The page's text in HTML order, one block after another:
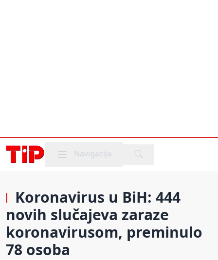
Mobile menu
Navigacija
Koronavirus u BiH: 444
novih slučajeva zaraze
koronavirusom, preminulo
78 osoba